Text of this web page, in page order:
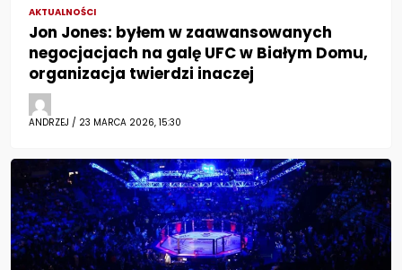
AKTUALNOŚCI
Jon Jones: byłem w zaawansowanych
negocjacjach na galę UFC w Białym Domu,
organizacja twierdzi inaczej
ANDRZEJ / 23 MARCA 2026, 15:30